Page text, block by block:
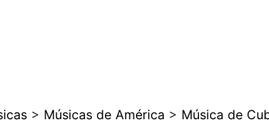
> Músicas de América > Música de